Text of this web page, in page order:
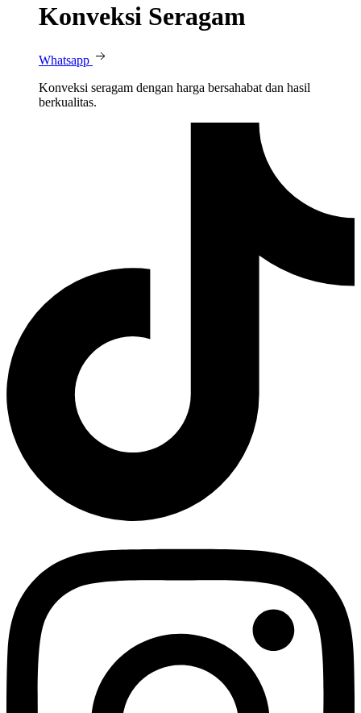
Konveksi Seragam
Whatsapp
Konveksi seragam dengan harga bersahabat dan hasil
berkualitas.